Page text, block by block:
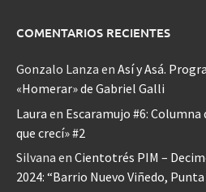
COMENTARIOS RECIENTES
Gonzalo Lanza en Así y Asá.
«Homerar» de Gabriel Galli
Laura en Escaramujo #6:
que crecí» #2
Silvana en Cientotrés PIM –
2024: “Barrio Nuevo Viñedo,